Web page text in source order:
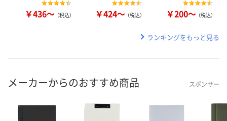
￥436～ （税込） ￥424～ （税込） ￥200～ （税込）
ランキングをもっと見る
メーカーからのおすすめ商品 スポンサー